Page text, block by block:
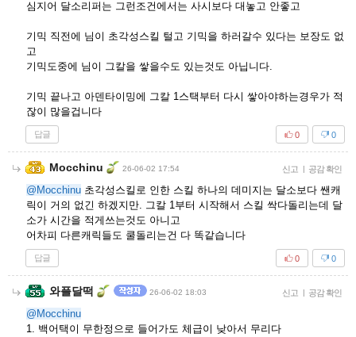
심지어 달소리퍼는 그런조건에서는 사시보다 대놓고 안좋고
기믹 직전에 님이 초각성스킬 털고 기믹을 하러갈수 있다는 보장도 없
고
기믹도중에 님이 그칼을 쌓을수도 있는것도 아닙니다.
기믹 끝나고 아덴타이밍에 그칼 1스택부터 다시 쌓아야하는경우가 적
잖이 많을겁니다
답글 0
0
Mocchinu 26-06-02 17:54 신고 | 공감 확인
@Mocchinu 초각성스킬로 인한 스킬 하나의 데미지는 달소보다 쌘캐
릭이 거의 없긴 하겠지만. 그칼 1부터 시작해서 스킬 싹다돌리는데 달
소가 시간을 적게쓰는것도 아니고
어차피 다른캐릭들도 쿨돌리는건 다 똑같습니다
답글 0
0
와플달떡 26-06-02 18:03 신고 | 공감 확인
@Mocchinu
1. 백어택이 무한정으로 들어가도 체급이 낮아서 무리다